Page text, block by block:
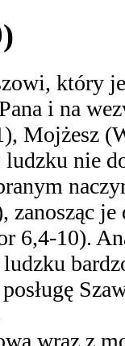
który
Pana i na
Mojżesz
nie
zanosząc
6,4-10).
wraz z